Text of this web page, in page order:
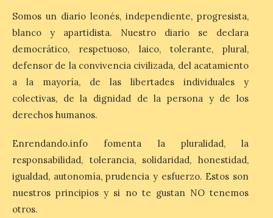
Hasta el 8 de agosto de
2026 tendrá lugar en el
Paseo Soledad González la
XXVII Feria del Libro de
Benavente
6 Ago 2026
La feria está organizada
por el Ayuntamiento de
Benavente y patrocinada
por la Junta de Castilla y
León, la Diputación
Provincial de Zamora y Caja Rural de
Zamora. Del 5 al 8 de agosto de 2026
Somos un diario leonés, independiente, progresista,
blanco y apartidista. Nuestro diario se declara
democrático, respetuoso, laico, tolerante, plural,
defensor de la convivencia civilizada, del acatamiento
a la mayoría, de las libertades individuales y
colectivas, de la dignidad de la persona y de los
derechos humanos.
Enrendando.info fomenta la pluralidad, la
responsabilidad, tolerancia, solidaridad, honestidad,
igualdad, autonomía, prudencia y esfuerzo. Estos son
nuestros principios y si no te gustan NO tenemos
otros.